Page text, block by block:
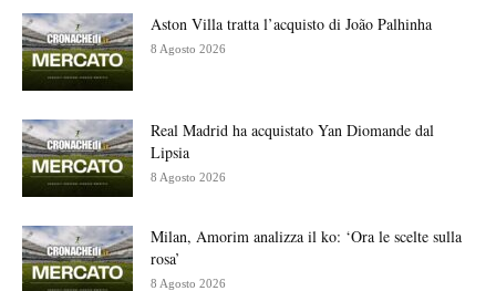
Aston Villa tratta l’acquisto di João Palhinha
8 Agosto 2026
Real Madrid ha acquistato Yan Diomande dal
Lipsia
8 Agosto 2026
Milan, Amorim analizza il ko: ‘Ora le scelte sulla
rosa’
8 Agosto 2026